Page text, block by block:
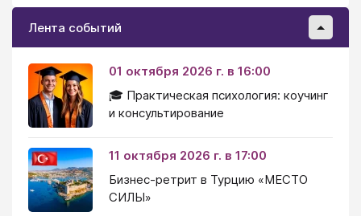
Лента событий
01 октября 2026 г. в 16:00
🎓 Практическая психология: коучинг
и консультирование
11 октября 2026 г. в 17:00
Бизнес-ретрит в Турцию «МЕСТО
СИЛЫ»